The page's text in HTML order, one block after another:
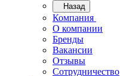
Назад
Компания
О компании
Бренды
Вакансии
Отзывы
Сотрудничество